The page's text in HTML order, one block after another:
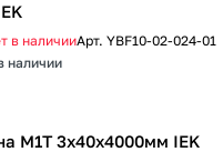
в наличииАрт. YBF10-02-024-01
наличии
М1Т 3х40х4000мм IEK